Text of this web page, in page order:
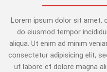
Lorem ipsum dolor sit amet,
do eiusmod tempor
aliqua. Ut enim ad minim
consectetur adipisicing elit,
ut labore et dolore magna